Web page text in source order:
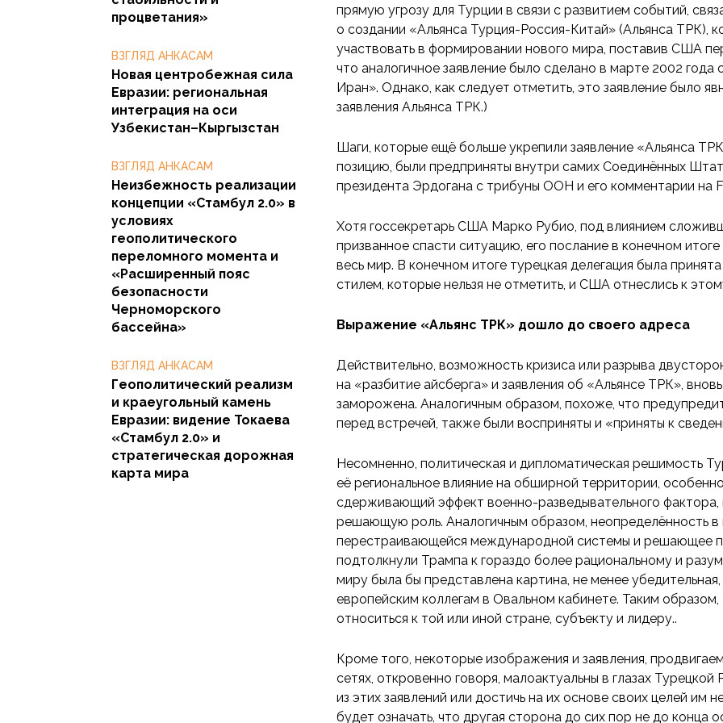
процветания»
ВЗГЛЯД АНКАСАМ
Новая центробежная сила
Евразии: региональная
интеграция на оси
Узбекистан–Кыргызстан
ВЗГЛЯД АНКАСАМ
Неизбежность реализации
концепции «Стамбул 2.0» в
условиях
геополитического
переломного момента и
«Расширенный пояс
безопасности
Черноморского
бассейна»
ВЗГЛЯД АНКАСАМ
Геополитический реализм
и краеугольный камень
Евразии: видение Токаева
«Стамбул 2.0» и
стратегическая дорожная
карта мира
прямую угрозу для Турции в связи с развитием событий,
о создании «Альянса Турция-Россия-Китай» (Альянса ТРК),
участвовать в формировании нового мира, поставив США
что аналогичное заявление было сделано в марте 2002
Иран». Однако, как следует отметить, это заявление было
заявления Альянса ТРК.)
Шаги, которые ещё больше укрепили заявление «Альянса
позицию, были предприняты внутри самих Соединённых
президента Эрдогана с трибуны ООН и его комментарии на
Хотя госсекретарь США Марко Рубио, под влиянием
призванное спасти ситуацию, его послание в конечном
весь мир. В конечном итоге турецкая делегация была
стилем, которые нельзя не отметить, и США отнеслись к
Выражение «Альянс ТРК» дошло до своего адреса
Действительно, возможность кризиса или разрыва
на «разбитие айсберга» и заявления об «Альянсе ТРК»,
заморожена. Аналогичным образом, похоже, что
перед встречей, также были восприняты и «приняты к
Несомненно, политическая и дипломатическая решимость
её региональное влияние на обширной территории,
сдерживающий эффект военно-разведывательного
решающую роль. Аналогичным образом, неопределённость в
перестраивающейся международной системы и решающее
подтолкнули Трампа к гораздо более рациональному и
миру была бы представлена ​​картина, не менее
европейским коллегам в Овальном кабинете. Таким
относиться к той или иной стране, субъекту и лидеру..
Кроме того, некоторые изображения и заявления,
сетях, откровенно говоря, малоактуальны в глазах
из этих заявлений или достичь на их основе своих целей им
будет означать, что другая сторона до сих пор не до конца